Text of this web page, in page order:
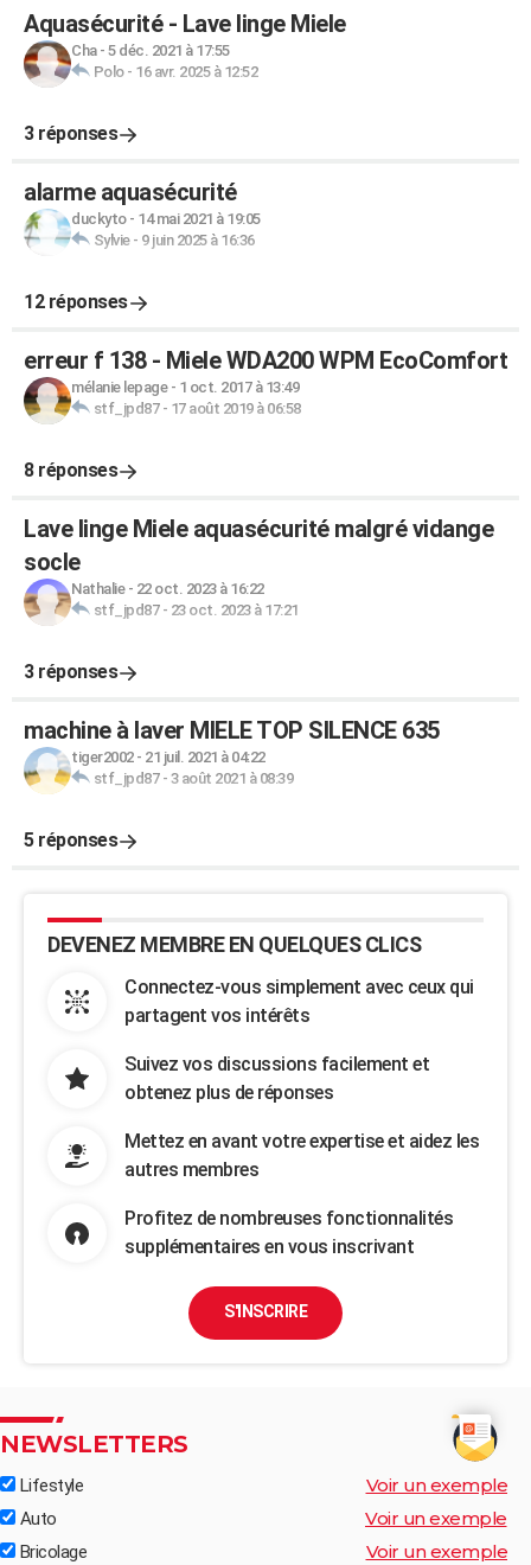
Aquasécurité - Lave linge Miele
Cha- 5 déc. 2021 à 17:55
Polo- 16 avr. 2025 à 12:52
3 réponses
alarme aquasécurité
duckyto- 14 mai 2021 à 19:05
Sylvie- 9 juin 2025 à 16:36
12 réponses
erreur f 138 - Miele WDA200 WPM EcoComfort
mélanie lepage- 1 oct. 2017 à 13:49
stf_jpd87- 17 août 2019 à 06:58
8 réponses
Lave linge Miele aquasécurité malgré vidange
socle
Nathalie- 22 oct. 2023 à 16:22
stf_jpd87- 23 oct. 2023 à 17:21
3 réponses
machine à laver MIELE TOP SILENCE 635
tiger2002- 21 juil. 2021 à 04:22
stf_jpd87- 3 août 2021 à 08:39
5 réponses
DEVENEZ MEMBRE EN QUELQUES CLICS
Connectez-vous simplement avec ceux qui
partagent vos intérêts
Suivez vos discussions facilement et
obtenez plus de réponses
Mettez en avant votre expertise et aidez les
autres membres
Profitez de nombreuses fonctionnalités
supplémentaires en vous inscrivant
S'INSCRIRE
NEWSLETTERS
Lifestyle Voir un exemple
Auto Voir un exemple
Bricolage Voir un exemple